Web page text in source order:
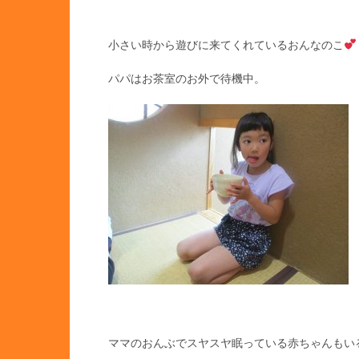
小さい時から遊びに来てくれているおんなのこ
パパはお茶室のお外で待機中。
ママのおんぶでスヤスヤ眠っている赤ちゃんもい